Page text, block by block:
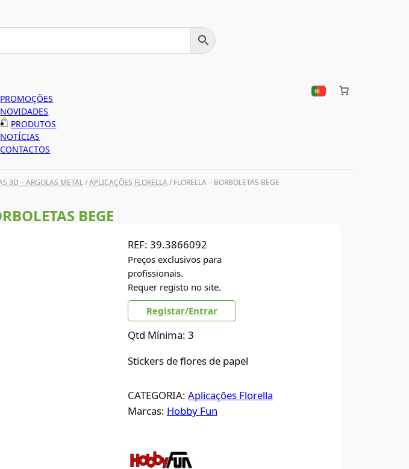
PROMOÇÕES
NOVIDADES
PRODUTOS
NOTÍCIAS
CONTACTOS
3D – ARGOLAS METAL/APLICAÇÕES FLORELLA/ FLORELLA – BORBOLETAS BEGE
BEGE
REF: 39.3866092
Preços exclusivos para
profissionais.
Requer registo no site.
Registar/Entrar
Qtd Mínima: 3
Stickers de flores de papel
CATEGORIA: Aplicações Florella
Marcas: Hobby Fun